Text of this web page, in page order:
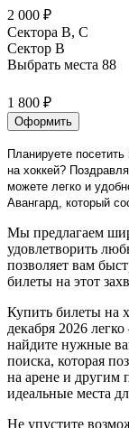
2 000 ₽
Сектора B, С
Сектор B
Выбрать места 88
1 800 ₽
Оформить
Планируете
на хоккей?
можете легко и
Авангард, который
Мы предлагаем
удовлетворить
позволяет вам
билеты на этот
Купить билеты на
декабря 2026
найдите нужные
поиска, которая
на арене и другим
идеальные места
Не упустите